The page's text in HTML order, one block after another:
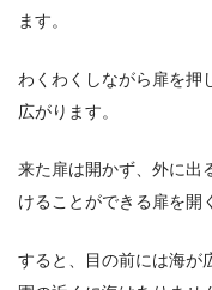
ます。
わくわくしながら扉を押
広がります。
来た扉は開かず、外に出
けることができる扉を開
すると、目の前には海が